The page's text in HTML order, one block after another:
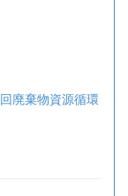
廃棄物資源循環